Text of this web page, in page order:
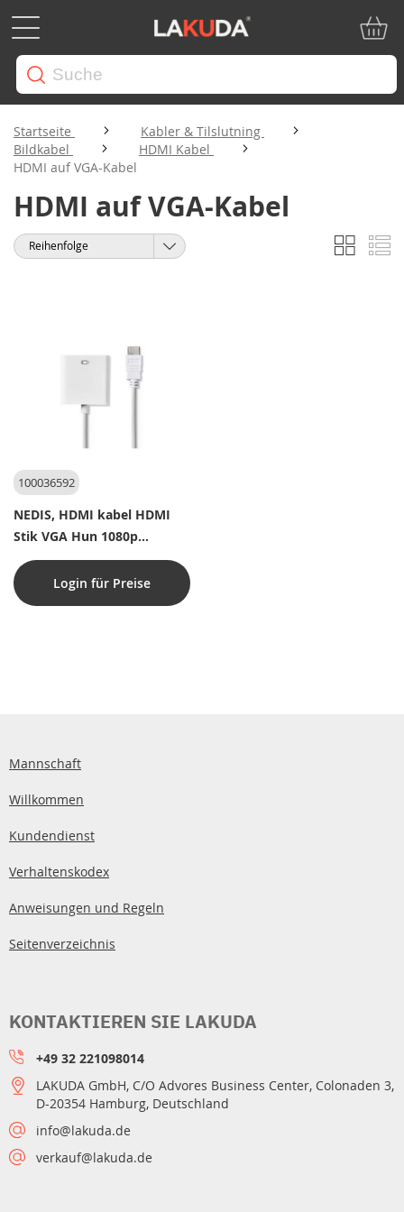
Startseite
Kabler & Tilslutning
Bildkabel
HDMI Kabel
HDMI auf VGA-Kabel
HDMI auf VGA-Kabel
Anzeigen
als
Liste
Sortieren
100036592
NEDIS, HDMI kabel HDMI
Stik VGA Hun 1080p
Login für Preise
Mannschaft
Willkommen
Kundendienst
Verhaltenskodex
Anweisungen und Regeln
Seitenverzeichnis
KONTAKTIEREN SIE LAKUDA
+49 32 221098014
LAKUDA GmbH, C/O Advores Business Center, Colonaden 3,
D-20354 Hamburg, Deutschland
info@lakuda.de
verkauf@lakuda.de